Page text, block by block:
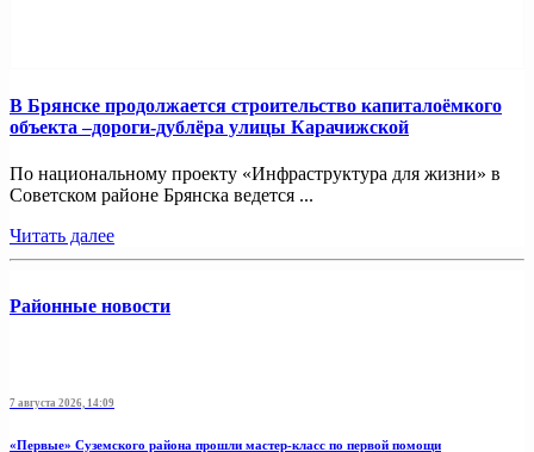
В Брянске продолжается строительство капиталоёмкого
объекта –дороги-дублёра улицы Карачижской
По национальному проекту «Инфраструктура для жизни» в
Советском районе Брянска ведется ...
Читать далее
Районные новости
7 августа 2026, 14:09
«Первые» Суземского района прошли мастер-класс по первой помощи